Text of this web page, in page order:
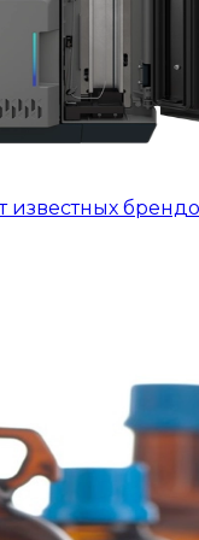
известных